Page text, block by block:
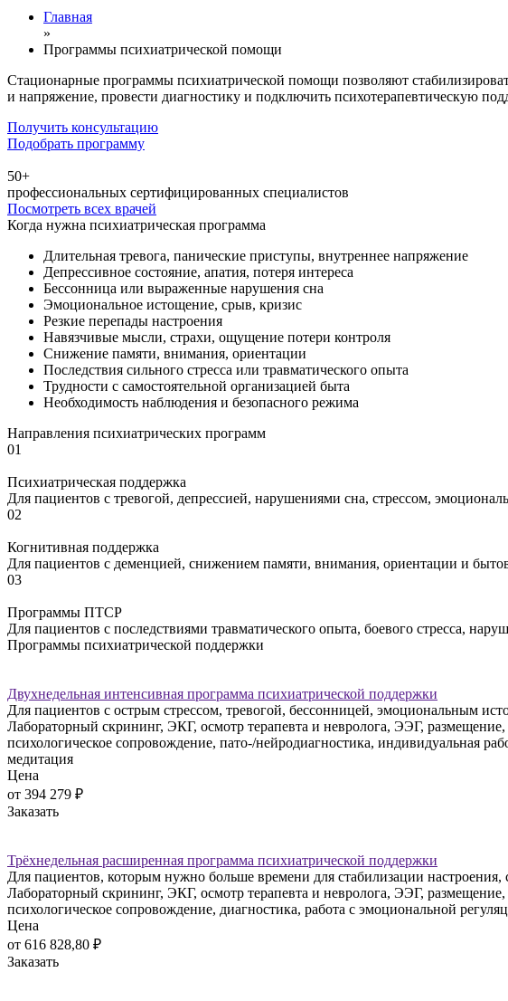
Главная
»
Программы психиатрической помощи
Стационарные программы психиатрической помощи позволяют
и напряжение, провести диагностику и подключить психотерапевтическую
Получить консультацию
Подобрать программу
50+
профессиональных сертифицированных специалистов
Посмотреть всех врачей
Когда нужна психиатрическая программа
Длительная тревога, панические приступы, внутреннее напряжение
Депрессивное состояние, апатия, потеря интереса
Бессонница или выраженные нарушения сна
Эмоциональное истощение, срыв, кризис
Резкие перепады настроения
Навязчивые мысли, страхи, ощущение потери контроля
Снижение памяти, внимания, ориентации
Последствия сильного стресса или травматического опыта
Трудности с самостоятельной организацией быта
Необходимость наблюдения и безопасного режима
Направления психиатрических программ
01
Психиатрическая поддержка
Для пациентов с тревогой, депрессией, нарушениями сна, стрессом,
02
Когнитивная поддержка
Для пациентов с деменцией, снижением памяти, внимания, ориентации и
03
Программы ПТСР
Для пациентов с последствиями травматического опыта, боевого стресса,
Программы психиатрической поддержки
Двухнедельная интенсивная программа психиатрической поддержки
Для пациентов с острым стрессом, тревогой, бессонницей, эмоциональным
Лабораторный скрининг, ЭКГ, осмотр терапевта и невролога, ЭЭГ, размещение,
психологическое сопровождение, пато-/нейродиагностика, индивидуальная
медитация
Цена
от 394 279 ₽
Заказать
Трёхнедельная расширенная программа психиатрической поддержки
Для пациентов, которым нужно больше времени для стабилизации настроения,
Лабораторный скрининг, ЭКГ, осмотр терапевта и невролога, ЭЭГ, размещение,
психологическое сопровождение, диагностика, работа с эмоциональной
Цена
от 616 828,80 ₽
Заказать